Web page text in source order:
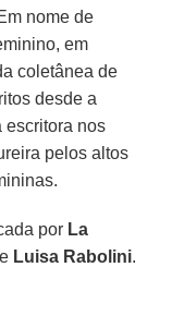
nome de
em
coletânea de
desde a
escritora nos
pelos altos
por La
Luisa Rabolini.